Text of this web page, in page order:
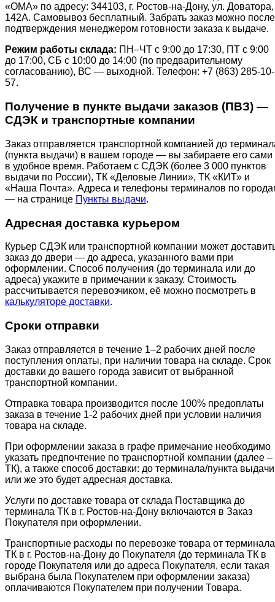
«ОМА» по адресу: 344103, г. Ростов-на-Дону, ул. Доватора,
142А. Самовывоз бесплатный. Забрать заказ можно после
подтверждения менеджером готовности заказа к выдаче.
Режим работы склада: ПН–ЧТ с 9:00 до 17:30, ПТ с 9:00
до 17:00, СБ с 10:00 до 14:00 (по предварительному
согласованию), ВС — выходной. Телефон: +7 (863) 285-10-
57.
Получение в пункте выдачи заказов (ПВЗ) —
СДЭК и транспортные компании
Заказ отправляется транспортной компанией до
(пункта выдачи) в вашем городе — вы забираете его сами
в удобное время. Работаем с СДЭК (более 3 000 пунктов
выдачи по России), ТК «Деловые Линии», ТК «КИТ» и
«Наша Почта». Адреса и телефоны терминалов по
— на странице Пункты выдачи.
Адресная доставка курьером
Курьер СДЭК или транспортной компании может
заказ до двери — до адреса, указанного вами при
оформлении. Способ получения (до терминала или до
адреса) укажите в примечании к заказу. Стоимость
рассчитывается перевозчиком, её можно посмотреть в
калькуляторе доставки.
Сроки отправки
Заказ отправляется в течение 1–2 рабочих дней после
поступления оплаты, при наличии товара на складе. Срок
доставки до вашего города зависит от выбранной
транспортной компании.
Отправка товара производится после 100% предоплаты
заказа в течение 1-2 рабочих дней при условии наличия
товара на складе.
При оформлении заказа в графе примечание необходимо
указать предпочтение по транспортной компании (далее –
ТК), а также способ доставки: до терминала/пункта выдачи
или же это будет адресная доставка.
Услуги по доставке товара от склада Поставщика до
терминала ТК в г. Ростов-на-Дону включаются в Заказ
Покупателя при оформлении.
Транспортные расходы по перевозке товара от терминала
ТК в г. Ростов-на-Дону до Покупателя (до терминала ТК в
городе Покупателя или до адреса Покупателя, если такая
выбрана была Покупателем при оформлении заказа)
оплачиваются Покупателем при получении Товара.